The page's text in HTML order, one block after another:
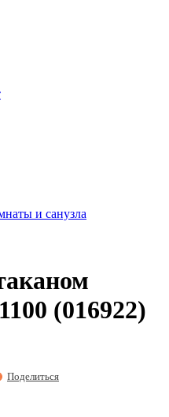
и санузла
(016922)
Поделиться